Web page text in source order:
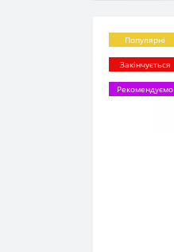
Популярні
Закінчується
Рекомендуємо